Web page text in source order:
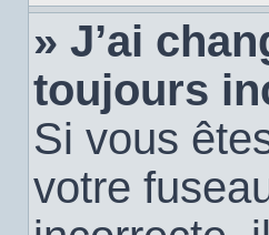
» J’ai
toujours
Si vous
votre